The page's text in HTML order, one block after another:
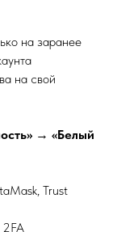
на заранее
на свой
→ «Белый
Trust
2FA